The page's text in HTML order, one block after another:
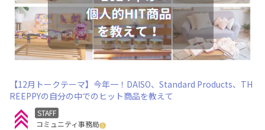
【12月トークテーマ】今年一！DAISO、Standard Products、TH
REEPPYの自分の中でのヒット商品を教えて
STAFF
コミュニティ事務局